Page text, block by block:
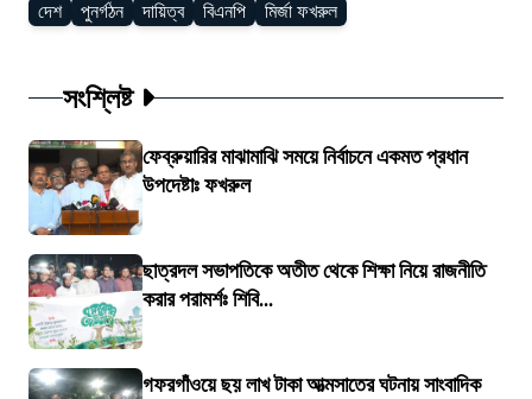
দেশ পুনর্গঠন দায়িত্ব বিএনপি মির্জা ফখরুল
সংশ্লিষ্ট
ফেব্রুয়ারির মাঝামাঝি সময়ে নির্বাচনে একমত প্রধান
উপদেষ্টাঃ ফখরুল
ছাত্রদল সভাপতিকে অতীত থেকে শিক্ষা নিয়ে রাজনীতি
করার পরামর্শঃ শিবি...
গফরগাঁওয়ে ছয় লাখ টাকা আত্মসাতের ঘটনায় সাংবাদিক